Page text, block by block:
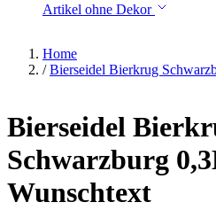
Artikel ohne Dekor
Home
/ Bierseidel Bierkrug
Bierseidel
Schwarzburg
Wunschtext